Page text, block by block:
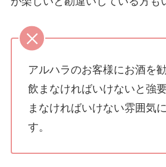
アルハラのお客様にお酒を
飲まなければいけないと強
まなければいけない雰囲気
す。